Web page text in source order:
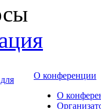
О конференции
О